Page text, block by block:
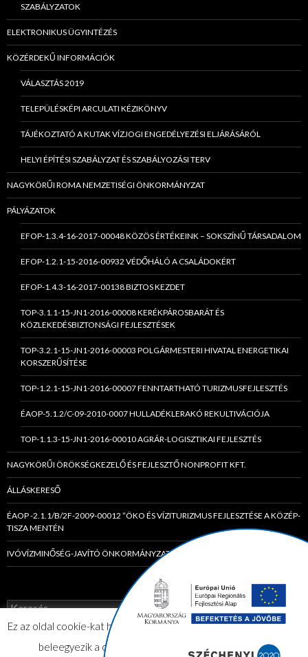
SZABÁLYZATOK
ELEKTRONIKUS ÜGYINTÉZÉS
KÖZÉRDEKŰ INFORMÁCIÓK
VÁLASZTÁS 2019
TELEPÜLÉSKÉPI ARCULATI KÉZIKÖNYV
TÁJÉKOZTATÓ A KUTAK VÍZJOGI ENGEDÉLYEZÉSI ELJÁRÁSÁRÓL
HELYI ÉPÍTÉSI SZABÁLYZAT ÉS SZABÁLYOZÁSI TERV
NAGYKÖRŰI ROMA NEMZETISÉGI ÖNKORMÁNYZAT
PÁLYÁZATOK
EFOP-1.3.4-16-2017-00048 KÖZÖS ÉRTÉKEINK – SOKSZÍNŰ TÁRSADALOM
EFOP-1.2.1-15-2016-00932 VÉDŐHÁLÓ A CSALÁDOKÉRT
EFOP-1.4.3-16-2017-00138 BIZTOS KEZDET
TOP-3.1.1-15-JN1-2016-00008 KERÉKPÁROSBARÁT ÉS
KÖZLEKEDÉSBIZTONSÁGI FEJLESZTÉSEK
TOP-3.2.1-15-JN1-2016-00003 POLGÁRMESTERI HIVATAL ENERGETIKAI
KORSZERŰSÍTÉSE
TOP-1.2.1-15-JN1-2016-00007 FENNTARTHATÓ TURIZMUSFEJLESZTÉS
ÉAOP-5.1.2/C-09-2010-0007 HULLADÉKLERAKÓ REKULTIVÁCIÓJA
TOP-1.1.3-15-JN1-2016-00010 AGRÁR-LOGISZTIKAI FEJLESZTÉS
NAGYKÖRŰI ÖRÖKSÉGKEZELŐ ÉS FEJLESZTŐ NONPROFIT KFT.
ÁLLÁSKERESŐ
ÉAOP -2.1.1/B/2F-2009-00012 “ÖKO ÉS VÍZITURIZMUS FEJLESZTÉSE A KÖZÉP-
TISZA MENTÉN
IVÓVÍZMINŐSÉG-JAVÍTÓ ÖNKORMÁNYZATI TÁRSULÁS
K
rEz az oldal cookie-kat használ. Az elfogadom gombra kattintva Ön
beleegyezik a cookie-k használatába.
Elfogadom